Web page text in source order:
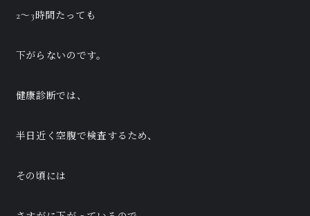
2〜3時間たっても
下がらないのです。
健康診断では、
半日近く空腹で検査するため、
その頃には